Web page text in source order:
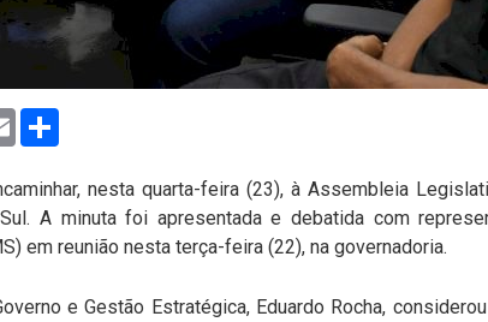
Email
nesta quarta-feira (23), à Assembleia
A minuta foi apresentada e debatida com
em reunião nesta terça-feira (22), na governadoria.
e Gestão Estratégica, Eduardo Rocha,